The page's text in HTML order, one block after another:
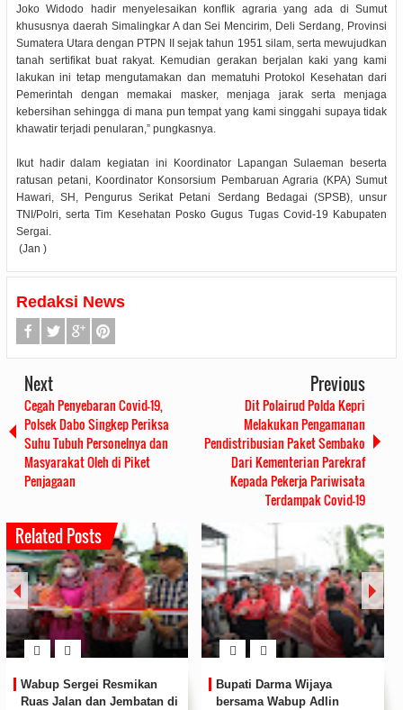
Joko Widodo hadir menyelesaikan konflik agraria yang ada di Sumut
khususnya daerah Simalingkar A dan Sei Mencirim, Deli Serdang, Provinsi
Sumatera Utara dengan PTPN II sejak tahun 1951 silam, serta mewujudkan
tanah sertifikat buat rakyat. Kemudian gerakan berjalan kaki yang kami
lakukan ini tetap mengutamakan dan mematuhi Protokol Kesehatan dari
Pemerintah dengan memakai masker, menjaga jarak serta menjaga
kebersihan sehingga di mana pun tempat yang kami singgahi supaya tidak
khawatir terjadi penularan,” pungkasnya.
Ikut hadir dalam kegiatan ini Koordinator Lapangan Sulaeman beserta
ratusan petani, Koordinator Konsorsium Pembaruan Agraria (KPA) Sumut
Hawari, SH, Pengurus Serikat Petani Serdang Bedagai (SPSB), unsur
TNI/Polri, serta Tim Kesehatan Posko Gugus Tugas Covid-19 Kabupaten
Sergai.
(Jan )
Redaksi News
Next
Cegah Penyebaran Covid-19,
Polsek Dabo Singkep Periksa
Suhu Tubuh Personelnya dan
Masyarakat Oleh di Piket
Penjagaan
Previous
Dit Polairud Polda Kepri
Melakukan Pengamanan
Pendistribusian Paket Sembako
Dari Kementerian Parekraf
Kepada Pekerja Pariwisata
Terdampak Covid-19
Related Posts
Wabup Sergei Resmikan
Ruas Jalan dan Jembatan di
Bupati Darma Wijaya
bersama Wabup Adlin